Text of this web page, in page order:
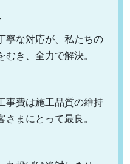
寧な対応が、私たちの
き、全力で解決。
事費は施工品質の維持
まにとって最良。